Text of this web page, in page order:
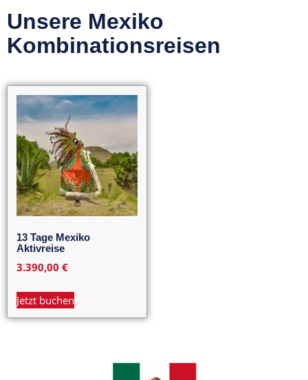
Unsere Mexiko
Kombinationsreisen
13 Tage Mexiko
Aktivreise
3.390,00 €
Jetzt buchen